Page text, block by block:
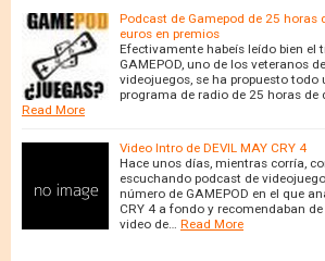
Podcast de Gamepod de 25 horas
euros en premios
Efectivamente habeís leído bien el
GAMEPOD, uno de los veteranos
videojuegos, se ha propuesto todo
programa de radio de 25 horas de
Read More
Video Intro de DEVIL MAY CRY 4
Hace unos días, mientras corría,
escuchando podcast de
número de GAMEPOD en el que
CRY 4 a fondo y recomendaban
video de… Read More